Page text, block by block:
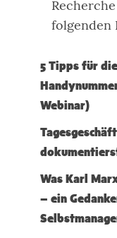
folgenden
5 Tipps für
Webinar)
Was Karl
– ein